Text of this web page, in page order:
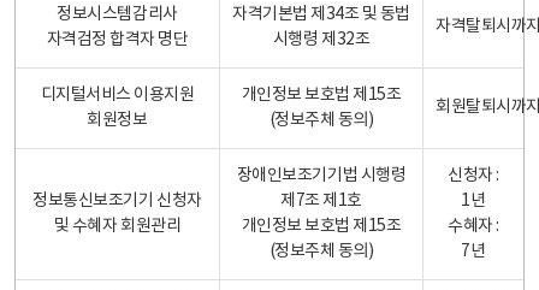
정보시스템감리사
자격검정 합격자 명단
자격기본법 제34조 및 동법
시행령 제32조
자격탈퇴시까
디지털서비스 이용지원
회원정보
개인정보 보호법 제15조
(정보주체 동의)
회원탈퇴시까
정보통신보조기기 신청자
및 수혜자 회원관리
장애인보조기기법 시행령
제7조 제1호
개인정보 보호법 제15조
(정보주체 동의)
신청자 :
1년
수혜자 :
7년